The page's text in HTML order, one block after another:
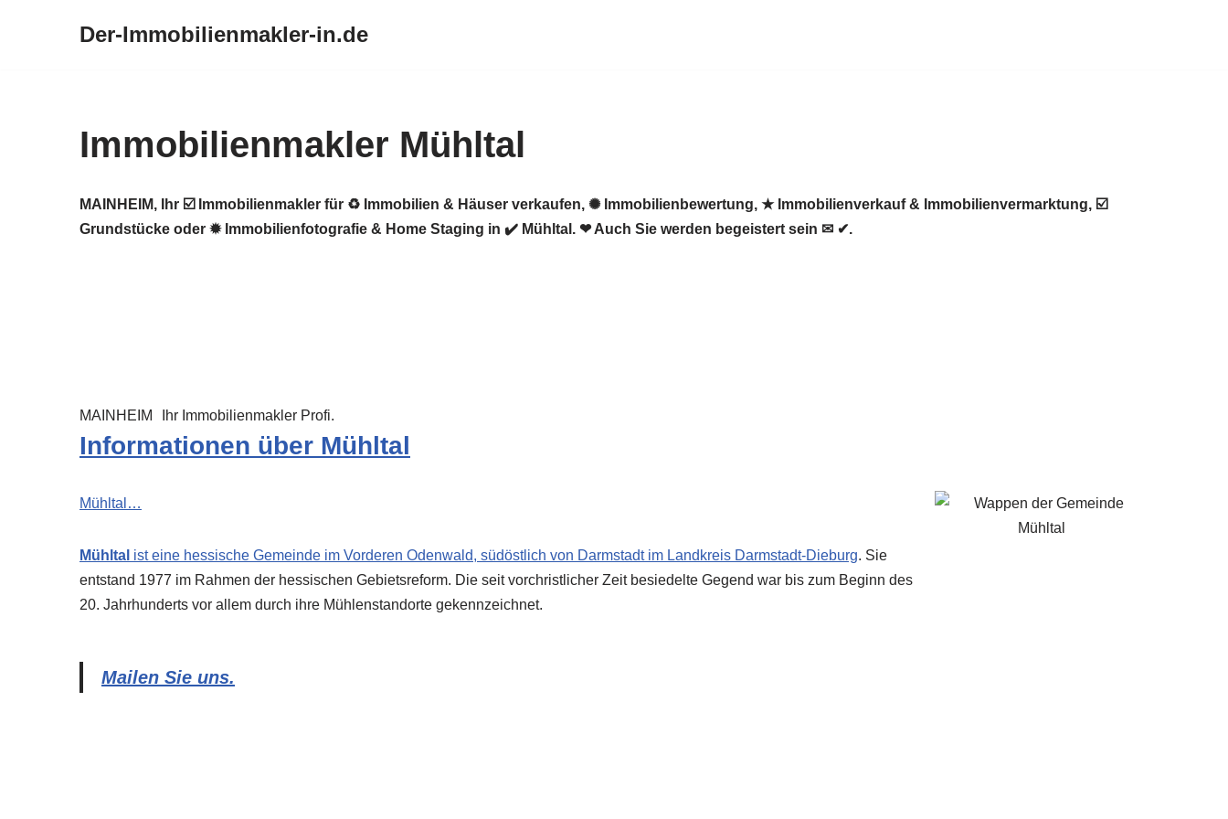
Der-Immobilienmakler-in.de
Immobilienmakler Mühltal
MAINHEIM, Ihr ☑️ Immobilienmakler für ♻ Immobilien & Häuser verkaufen, ✺ Immobilienbewertung, ★ Immobilienverkauf & Immobilienvermarktung, ☑️
Grundstücke oder ✹ Immobilienfotografie & Home Staging in ✔️ Mühltal. ❤ Auch Sie werden begeistert sein ✉ ✔.
MAINHEIM Ihr Immobilienmakler Profi.
Informationen über Mühltal
Mühltal…
Mühltal ist eine hessische Gemeinde im Vorderen Odenwald, südöstlich von Darmstadt im Landkreis Darmstadt-Dieburg. Sie
entstand 1977 im Rahmen der hessischen Gebietsreform. Die seit vorchristlicher Zeit besiedelte Gegend war bis zum Beginn des
20. Jahrhunderts vor allem durch ihre Mühlenstandorte gekennzeichnet.
Mailen Sie uns.